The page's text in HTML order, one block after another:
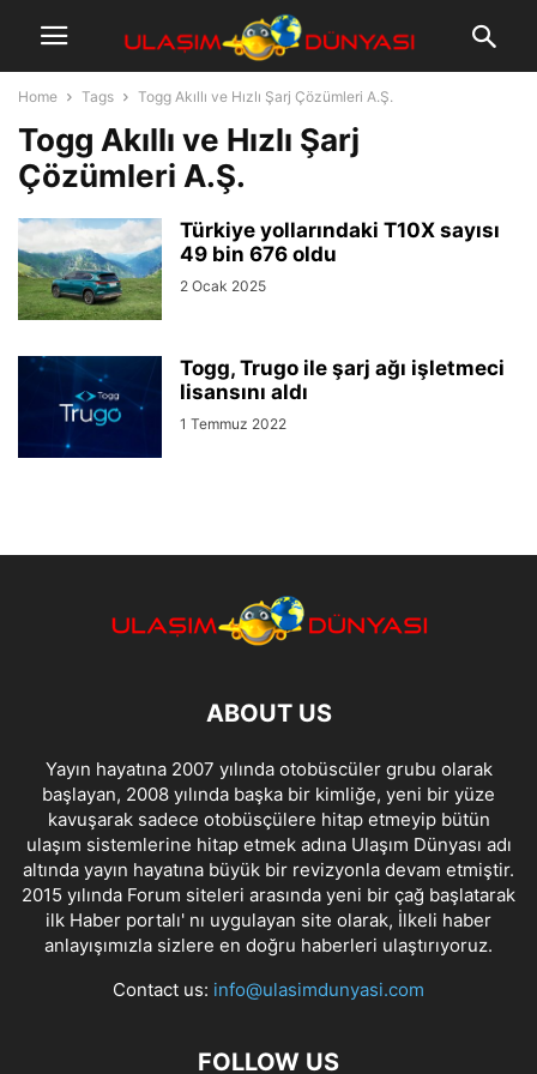
Home Tags Togg Akıllı ve Hızlı Şarj Çözümleri A.Ş.
Togg Akıllı ve Hızlı Şarj
Çözümleri A.Ş.
Türkiye yollarındaki T10X sayısı
49 bin 676 oldu
2 Ocak 2025
Togg, Trugo ile şarj ağı işletmeci
lisansını aldı
1 Temmuz 2022
ABOUT US
Yayın hayatına 2007 yılında otobüscüler grubu olarak
başlayan, 2008 yılında başka bir kimliğe, yeni bir yüze
kavuşarak sadece otobüsçülere hitap etmeyip bütün
ulaşım sistemlerine hitap etmek adına Ulaşım Dünyası adı
altında yayın hayatına büyük bir revizyonla devam etmiştir.
2015 yılında Forum siteleri arasında yeni bir çağ başlatarak
ilk Haber portalı' nı uygulayan site olarak, İlkeli haber
anlayışımızla sizlere en doğru haberleri ulaştırıyoruz.
Contact us: info@ulasimdunyasi.com
FOLLOW US